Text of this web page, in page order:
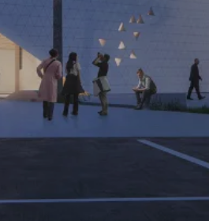
les impératifs du programme
et de qualité d’accueil de
et culturelles. La salle est
de vivre des expériences
modulable et sa
permet une mise en scène
concevons l’ensemble des
la mise en lumière du bâtiment et
Une attention particulière est
l’éclairage sportif de la salle -
effets et la conformité broadcast